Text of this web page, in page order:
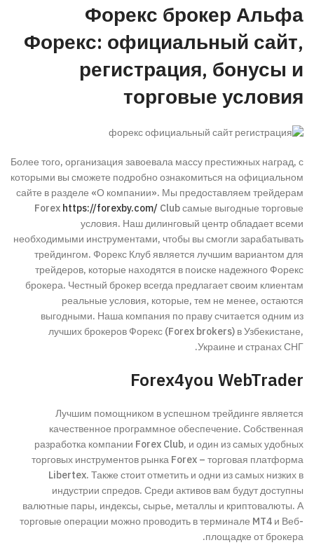
Форекс брокер Альфа
Форекс: официальный сайт,
регистрация, бонусы и
торговые условия
Более того, организация завоевала массу престижных наград, с
которыми вы сможете подробно ознакомиться на официальном
сайте в разделе «О компании». Мы предоставляем трейдерам
Forexhttps://forexby.com/Club самые выгодные торговые
условия. Наш дилинговый центр обладает всеми
необходимыми инструментами, чтобы вы смогли зарабатывать
трейдингом. Форекс Клуб является лучшим вариантом для
трейдеров, которые находятся в поиске надежного Форекс
брокера. Честный брокер всегда предлагает своим клиентам
реальные условия, которые, тем не менее, остаются
выгодными. Наша компания по праву считается одним из
лучших брокеров Форекс (Forex brokers) в Узбекистане,
Украине и странах СНГ.
Forex4you WebTrader
Лучшим помощником в успешном трейдинге является
качественное программное обеспечение. Собственная
разработка компании Forex Club, и один из самых удобных
торговых инструментов рынка Forex – торговая платформа
Libertex. Также стоит отметить и одни из самых низких в
индустрии спредов. Среди активов вам будут доступны
валютные пары, индексы, сырье, металлы и криптовалюты. А
торговые операции можно проводить в терминале MT4 и Веб-
площадке от брокера.